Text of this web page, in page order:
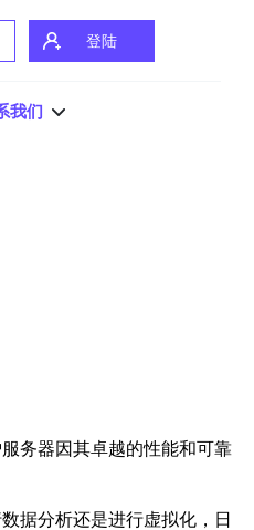
登陆
我们
务器因其卓越的性能和可靠
据分析还是进行虚拟化，日